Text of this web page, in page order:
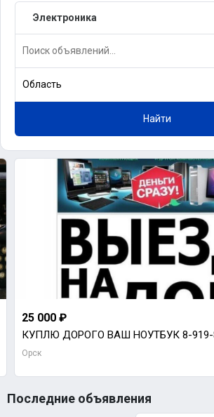
Электроника
Область
Найти
25 000 ₽
КУПЛЮ ДОРОГО ВАШ НОУТБУК 8-919-
Орск
Последние объявления